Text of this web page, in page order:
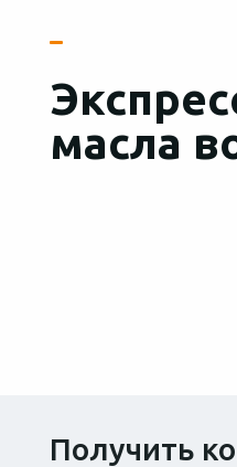
масла
Получить